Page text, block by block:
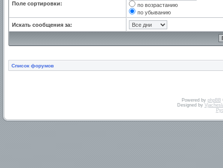
Поле сортировки:
по возрастанию
по убыванию
Искать сообщения за:
Список форумов
Powered by phpBB
Designed by